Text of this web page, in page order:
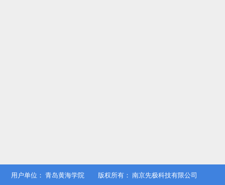
用户单位： 青岛黄海学院 版权所有： 南京先极科技有限公司